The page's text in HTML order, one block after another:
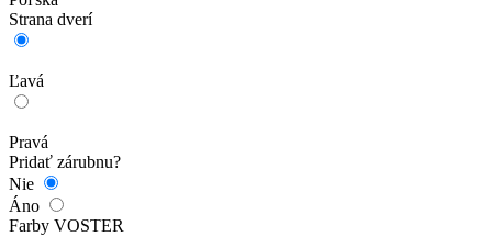
Strana dverí
Ľavá
Pravá
Pridať zárubnu?
Nie
Áno
Farby VOSTER